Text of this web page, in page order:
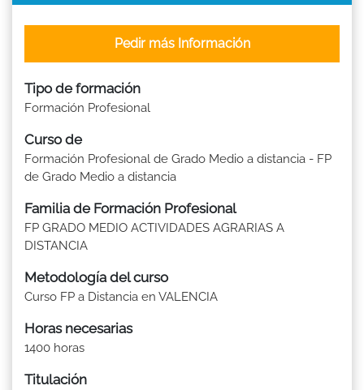
Tipo de formación
Formación Profesional
Curso de
Formación Profesional de Grado Medio a distancia - FP
de Grado Medio a distancia
Familia de Formación Profesional
FP GRADO MEDIO ACTIVIDADES AGRARIAS A
DISTANCIA
Metodología del curso
Curso FP a Distancia en VALENCIA
Horas necesarias
1400 horas
Titulación
Pedir más Información